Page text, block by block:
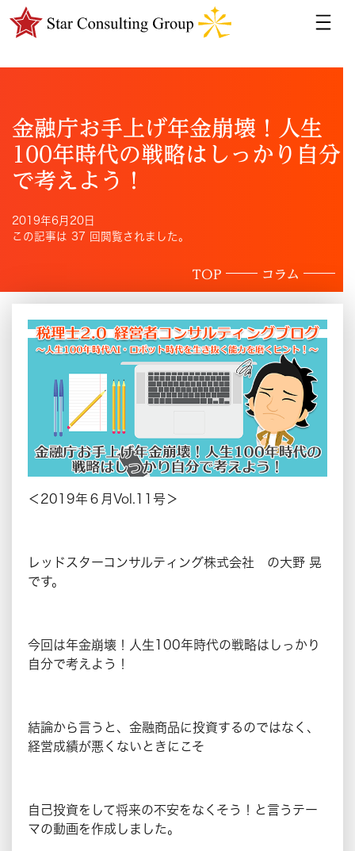
金融庁お手上げ年金崩壊！人生
100年時代の戦略はしっかり自分
で考えよう！
2019年6月20日
この記事は 37 回閲覧されました。
TOP コラム
＜2019年６月Vol.11号＞
レッドスターコンサルティング株式会社 の大野 晃
です。
今回は年金崩壊！人生100年時代の戦略はしっかり
自分で考えよう！
結論から言うと、金融商品に投資するのではなく、
経営成績が悪くないときにこそ
自己投資をして将来の不安をなくそう！と言うテー
マの動画を作成しました。